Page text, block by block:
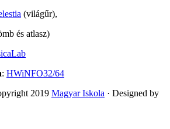
(világűr),
és atlasz)
: HWiNFO32/64
2019 Magyar Iskola · Designed by